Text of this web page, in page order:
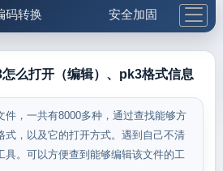
码转换 安全加固
活便民 更多工具
支付宝大红包
么打开（编辑）、pk3格式信息
件，一共有8000多种，通过查找能够方
式，以及它的打开方式。遇到自己不清
具。可以方便查到能够编辑该文件的工